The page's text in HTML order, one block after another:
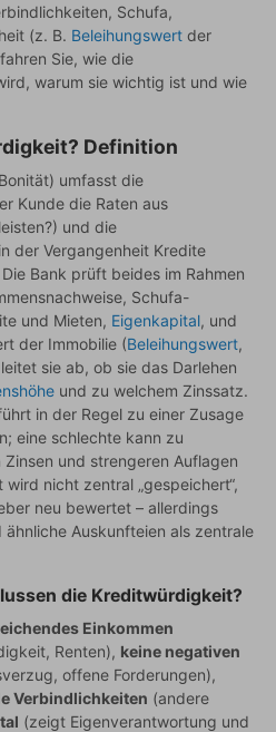
Schufa,
(z. B. Beleihungswert der
Sie, wie die
warum sie wichtig ist und wie
Definition
umfasst die
Kunde die Raten aus
und die
der Vergangenheit Kredite
Bank prüft beides im Rahmen
Schufa-
und Mieten, Eigenkapital, und
der Immobilie (Beleihungswert,
sie ab, ob sie das Darlehen
und zu welchem Zinssatz.
in der Regel zu einer Zusage
eine schlechte kann zu
und strengeren Auflagen
nicht zentral „gespeichert“,
neu bewertet – allerdings
Auskunfteien als zentrale
die Kreditwürdigkeit?
Einkommen
Renten), keine negativen
offene Forderungen),
Verbindlichkeiten (andere
(zeigt Eigenverantwortung und